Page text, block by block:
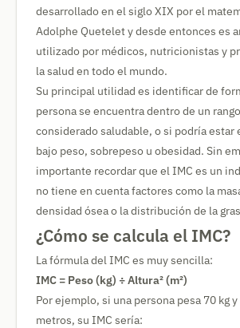
desarrollado en el siglo XIX por el
Adolphe Quetelet y desde entonces es
utilizado por médicos, nutricionistas y
la salud en todo el mundo.
Su principal utilidad es identificar de
persona se encuentra dentro de un
considerado saludable, o si podría estar
bajo peso, sobrepeso u obesidad. Sin
importante recordar que el IMC es un
no tiene en cuenta factores como la
densidad ósea o la distribución de la
¿Cómo se calcula el IMC?
La fórmula del IMC es muy sencilla:
IMC = Peso (kg) ÷ Altura² (m²)
Por ejemplo, si una persona pesa 70 kg
metros, su IMC sería: